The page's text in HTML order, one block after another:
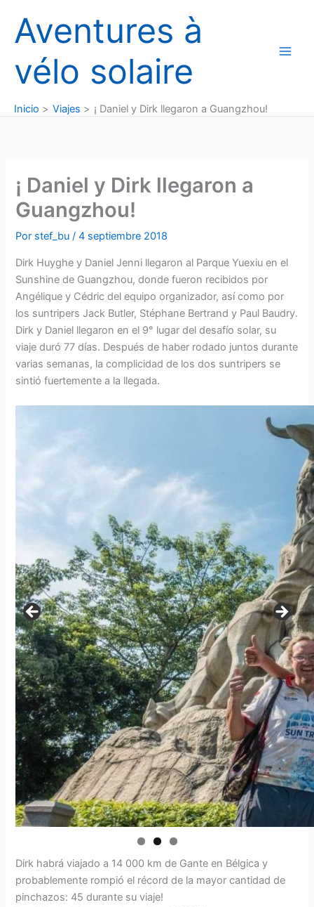
contenido
Aventures à
vélo solaire
Inicio Viajes ¡ Daniel y Dirk llegaron a Guangzhou!
¡ Daniel y Dirk llegaron a
Guangzhou!
Por stef_bu/4 septiembre 2018
Dirk Huyghe y Daniel Jenni llegaron al Parque Yuexiu en el
Sunshine de Guangzhou, donde fueron recibidos por
Angélique y Cédric del equipo organizador, así como por
los suntripers Jack Butler, Stéphane Bertrand y Paul Baudry.
Dirk y Daniel llegaron en el 9° lugar del desafío solar, su
viaje duró 77 días. Después de haber rodado juntos durante
varias semanas, la complicidad de los dos suntripers se
sintió fuertemente a la llegada.
Dirk habrá viajado a 14 000 km de Gante en Bélgica y
probablemente rompió el récord de la mayor cantidad de
pinchazos: 45 durante su viaje!